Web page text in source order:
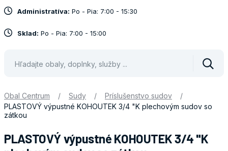
Administratíva: Po - Pia: 7:00 - 15:30
Sklad: Po - Pia: 7:00 - 15:00
Obal Centrum / Sudy / Príslušenstvo sudov
/
PLASTOVÝ výpustné KOHOUTEK 3/4 "K plechovým sudov so
zátkou
PLASTOVÝ výpustné KOHOUTEK 3/4 "K